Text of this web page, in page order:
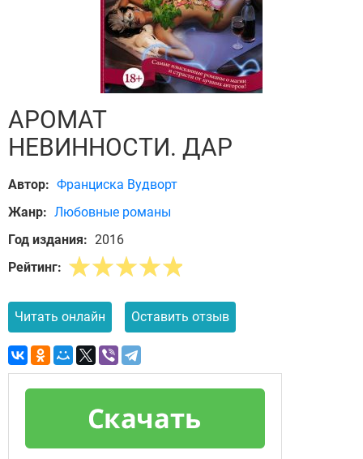
АРОМАТ
НЕВИННОСТИ. ДАР
Автор: Франциска Вудворт
Жанр: Любовные романы
Год издания: 2016
Рейтинг:
Читать онлайн Оставить отзыв